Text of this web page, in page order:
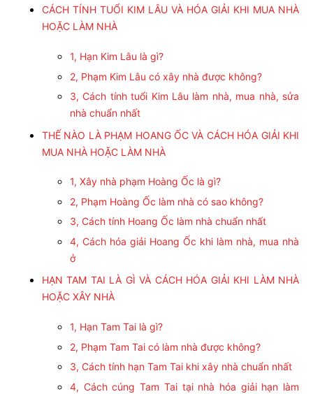
CÁCH TÍNH TUỔI KIM LÂU VÀ HÓA GIẢI KHI MUA NHÀ
HOẶC LÀM NHÀ
1, Hạn Kim Lâu là gì?
2, Phạm Kim Lâu có xây nhà được không?
3, Cách tính tuổi Kim Lâu làm nhà, mua nhà, sửa
nhà chuẩn nhất
THẾ NÀO LÀ PHẠM HOANG ỐC VÀ CÁCH HÓA GIẢI KHI
MUA NHÀ HOẶC LÀM NHÀ
1, Xây nhà phạm Hoàng Ốc là gì?
2, Phạm Hoàng Ốc làm nhà có sao không?
3, Cách tính Hoang Ốc làm nhà chuẩn nhất
4, Cách hóa giải Hoang Ốc khi làm nhà, mua nhà
ở
HẠN TAM TAI LÀ GÌ VÀ CÁCH HÓA GIẢI KHI LÀM NHÀ
HOẶC XÂY NHÀ
1, Hạn Tam Tai là gì?
2, Phạm Tam Tai có làm nhà được không?
3, Cách tính hạn Tam Tai khi xây nhà chuẩn nhất
4, Cách cúng Tam Tai tại nhà hóa giải hạn làm